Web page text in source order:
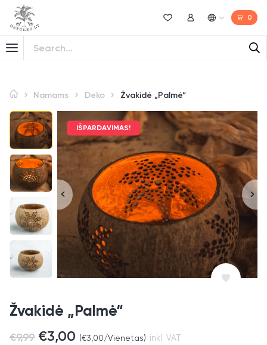
Norų sąrašas
Mano paskyra 0
Namams Deko Žvakidė „Palmė“
IŠPARDAVIMAS!
Žvakidė „Palmė“
€9,99 €3,00 (€3,00/Vienetas) inkl. VAT